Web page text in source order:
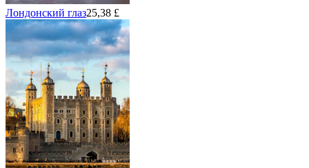
Лондонский глаз25,38 £